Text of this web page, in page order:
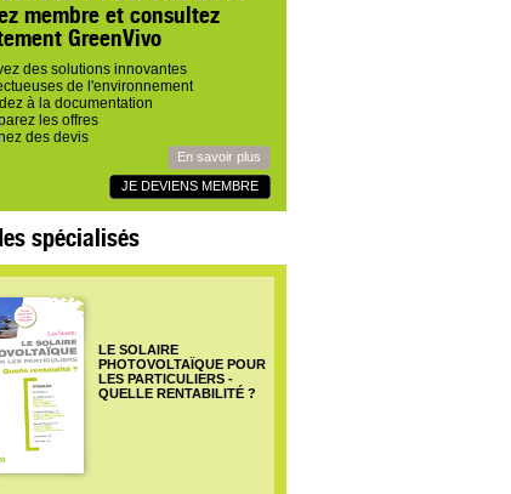
membre et consultez
GreenVivo
des solutions innovantes
de l'environnement
à la documentation
les offres
des devis
En savoir plus
JE DEVIENS MEMBRE
spécialisés
LE SOLAIRE
PHOTOVOLTAÏQUE POUR
LES PARTICULIERS -
QUELLE RENTABILITÉ ?